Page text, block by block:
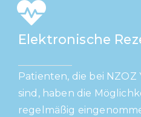
Elektronische
Patienten, die bei
sind, haben die
regelmäßig